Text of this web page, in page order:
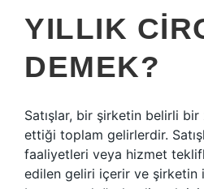
YILLIK
DEMEK?
Satışlar, bir şirketin belirli
ettiği toplam gelirlerdir.
faaliyetleri veya hizmet
edilen geliri içerir ve şirketin